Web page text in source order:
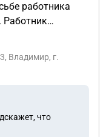
работника
Работник
платежи на
условия
последний
следующего
Владимир, г.
что